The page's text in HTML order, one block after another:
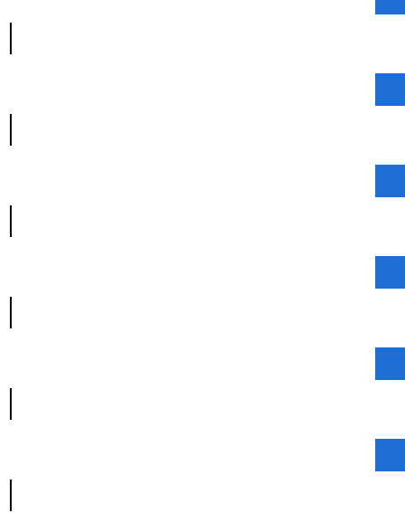
|
|
|
|
|
|